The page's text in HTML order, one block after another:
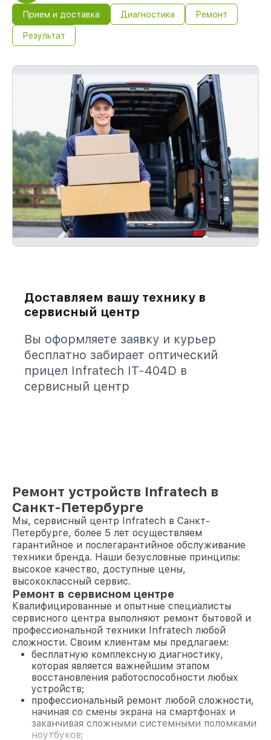
Прием и доставка Диагностика Ремонт
Результат
Доставляем вашу технику в
сервисный центр
Вы оформляете заявку и курьер
бесплатно забирает оптический
прицел Infratech IT-404D в
сервисный центр
Ремонт устройств Infratech в
Санкт-Петербурге
Мы, сервисный центр Infratech в Санкт-
Петербурге, более 5 лет осуществляем
гарантийное и послегарантийное обслуживание
техники бренда. Наши безусловные принципы:
высокое качество, доступные цены,
высококлассный сервис.
Ремонт в сервисном центре
Квалифицированные и опытные специалисты
сервисного центра выполняют ремонт бытовой и
профессиональной техники Infratech любой
сложности. Своим клиентам мы предлагаем:
бесплатную комплексную диагностику,
которая является важнейшим этапом
восстановления работоспособности любых
устройств;
профессиональный ремонт любой сложности,
начиная со смены экрана на смартфонах и
заканчивая сложными системными поломками
ноутбуков;